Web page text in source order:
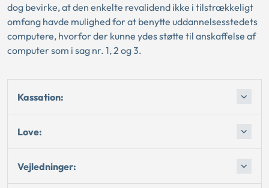
dog bevirke, at den enkelte revalidend ikke i tilstrækkeligt
omfang havde mulighed for at benytte uddannelsesstedets
computere, hvorfor der kunne ydes støtte til anskaffelse af
computer som i sag nr. 1, 2 og 3.
Kassation:
Love:
Vejledninger: